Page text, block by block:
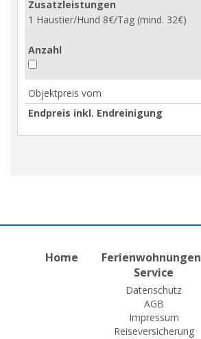
Zusatzleistungen
1 Haustier/Hund 8€/Tag (mind. 32€)
Anzahl
Objektpreis vom
Endpreis inkl. Endreinigung
Home Ferienwohnungen
Service
Datenschutz
AGB
Impressum
Reiseversicherung